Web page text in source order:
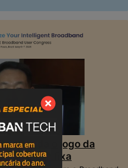
muda o jogo da
larga fixa